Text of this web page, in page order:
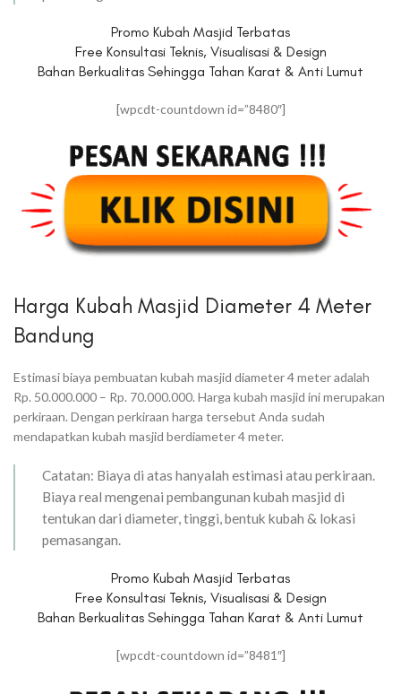
Promo Kubah Masjid Terbatas
Free Konsultasi Teknis, Visualisasi & Design
Bahan Berkualitas Sehingga Tahan Karat & Anti Lumut
[wpcdt-countdown id=”8480″]
Harga Kubah Masjid Diameter 4 Meter
Bandung
Estimasi biaya pembuatan kubah masjid diameter 4 meter adalah
Rp. 50.000.000 – Rp. 70.000.000. Harga kubah masjid ini merupakan
perkiraan. Dengan perkiraan harga tersebut Anda sudah
mendapatkan kubah masjid berdiameter 4 meter.
Catatan: Biaya di atas hanyalah estimasi atau perkiraan.
Biaya real mengenai pembangunan kubah masjid di
tentukan dari diameter, tinggi, bentuk kubah & lokasi
pemasangan.
Promo Kubah Masjid Terbatas
Free Konsultasi Teknis, Visualisasi & Design
Bahan Berkualitas Sehingga Tahan Karat & Anti Lumut
[wpcdt-countdown id=”8481″]